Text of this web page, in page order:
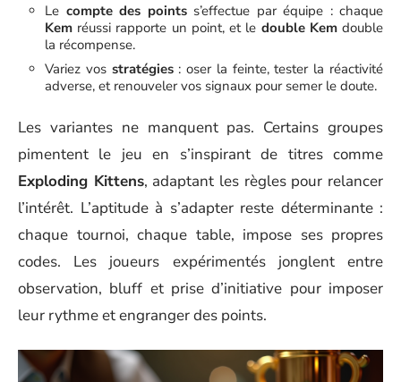
Le compte des pointss’effectue par équipe : chaque
Kem réussi rapporte un point, et le double Kemdouble
la récompense.
Variez vos stratégies: oser la feinte, tester la réactivité
adverse, et renouveler vos signaux pour semer le doute.
Les variantes ne manquent pas. Certains groupes
pimentent le jeu en s’inspirant de titres comme
Exploding Kittens, adaptant les règles pour relancer
l’intérêt. L’aptitude à s’adapter reste déterminante :
chaque tournoi, chaque table, impose ses propres
codes. Les joueurs expérimentés jonglent entre
observation, bluff et prise d’initiative pour imposer
leur rythme et engranger des points.